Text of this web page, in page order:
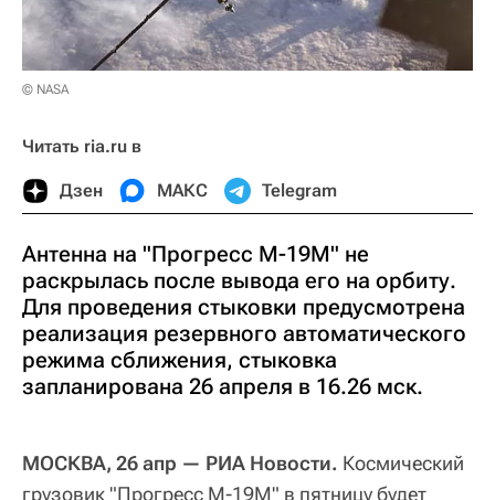
© NASA
Читать ria.ru в
Дзен МАКС Telegram
Антенна на "Прогресс М-19М" не
раскрылась после вывода его на орбиту.
Для проведения стыковки предусмотрена
реализация резервного автоматического
режима сближения, стыковка
запланирована 26 апреля в 16.26 мск.
МОСКВА, 26 апр — РИА Новости. Космический
грузовик "Прогресс М-19М" в пятницу будет